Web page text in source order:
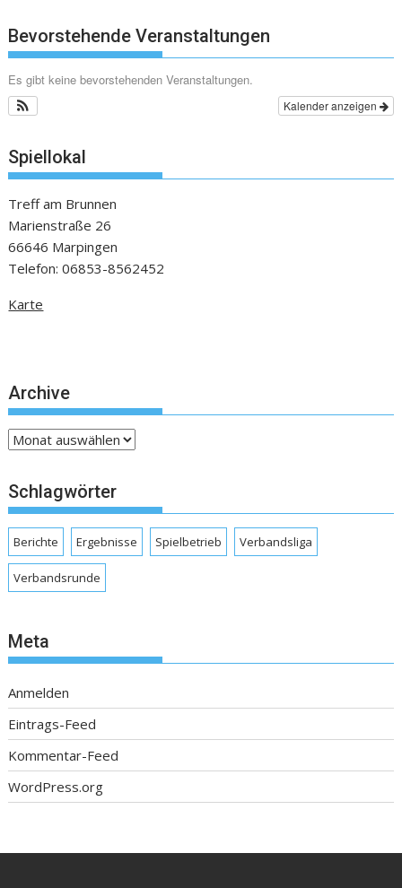
Bevorstehende Veranstaltungen
Es gibt keine bevorstehenden Veranstaltungen.
Kalender anzeigen
Spiellokal
Treff am Brunnen
Marienstraße 26
66646 Marpingen
Telefon: 06853-8562452
Karte
Archive
Archive
Schlagwörter
Berichte Ergebnisse Spielbetrieb Verbandsliga
Verbandsrunde
Meta
Anmelden
Eintrags-Feed
Kommentar-Feed
WordPress.org